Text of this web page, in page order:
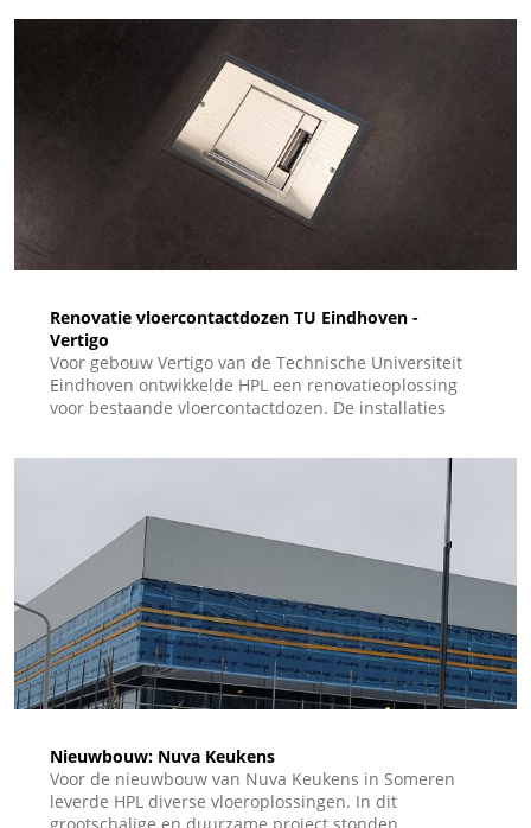
project leverde HPL Systems een flexibel open
vloergootsysteem dat aansluit bij de dynamische
wensen van moderne kantoorgebruikers.
Renovatie vloercontactdozen TU Eindhoven -
Vertigo
Voor gebouw Vertigo van de Technische Universiteit
Eindhoven ontwikkelde HPL een renovatieoplossing
voor bestaande vloercontactdozen. De installaties
zonder onderbreking van het onderwijs. Met de
stalen renovatiesets zijn de vloerdozen snel en veilig
vervangen, terwijl het gebouw volledig operationeel is
Nieuwbouw: Nuva Keukens
Voor de nieuwbouw van Nuva Keukens in Someren
leverde HPL diverse vloeroplossingen. In dit